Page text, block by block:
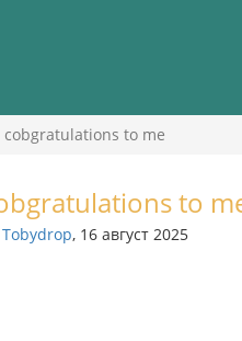
cobgratulations to me
to
Tobydrop, 16 август 2025